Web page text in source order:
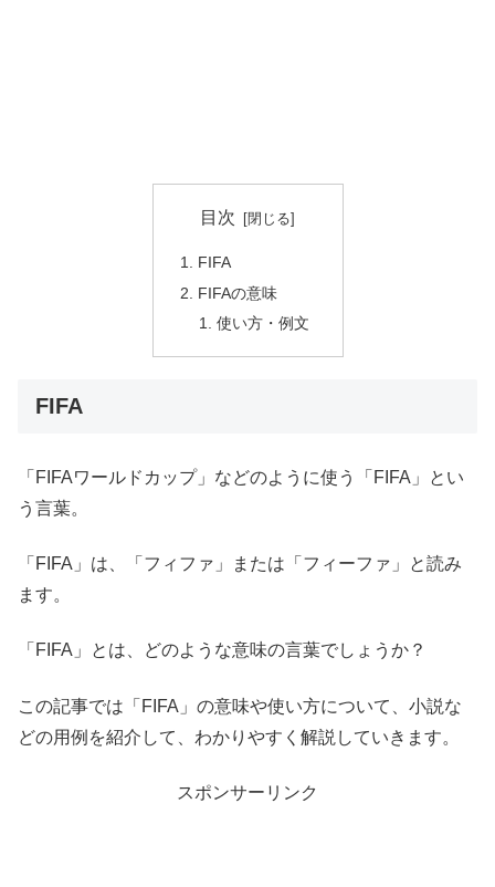
目次
FIFA
FIFAの意味
使い方・例文
FIFA
「FIFAワールドカップ」などのように使う「FIFA」とい
う言葉。
「FIFA」は、「フィファ」または「フィーファ」と読み
ます。
「FIFA」とは、どのような意味の言葉でしょうか？
この記事では「FIFA」の意味や使い方について、小説な
どの用例を紹介して、わかりやすく解説していきます。
スポンサーリンク